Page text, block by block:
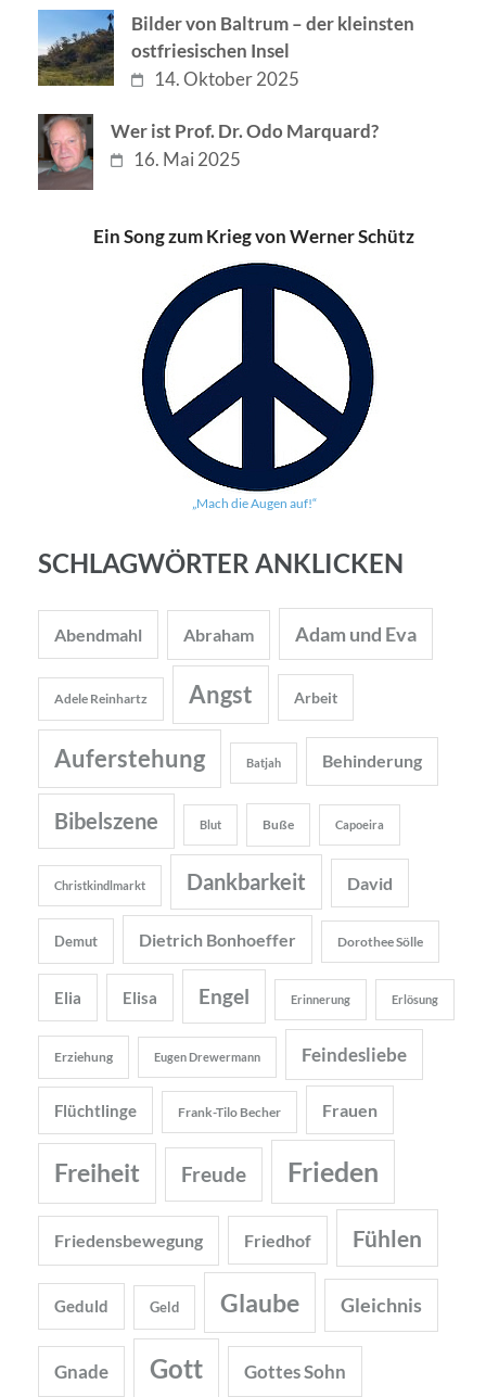
Bilder von Baltrum – der kleinsten
ostfriesischen Insel
14. Oktober 2025
Wer ist Prof. Dr. Odo Marquard?
16. Mai 2025
Ein Song zum Krieg von Werner Schütz
„Mach die Augen auf!“
SCHLAGWÖRTER ANKLICKEN
Abendmahl Abraham Adam und Eva
Adele Reinhartz Angst Arbeit
Auferstehung Batjah Behinderung
Bibelszene Blut Buße Capoeira
Christkindlmarkt Dankbarkeit David
Demut Dietrich Bonhoeffer Dorothee Sölle
Elia Elisa Engel Erinnerung Erlösung
Erziehung Eugen Drewermann Feindesliebe
Flüchtlinge Frank-Tilo Becher Frauen
Freiheit Freude Frieden
Friedensbewegung Friedhof Fühlen
Geduld Geld Glaube Gleichnis
Gnade Gott Gottes Sohn